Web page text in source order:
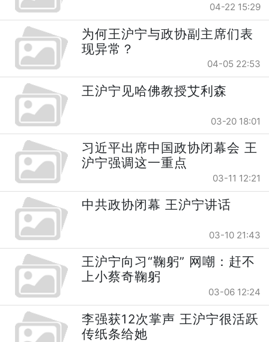
04-22 15:29
为何王沪宁与政协副主席们表
现异常？
04-05 22:53
王沪宁见哈佛教授艾利森
03-20 18:01
习近平出席中国政协闭幕会 王
沪宁强调这一重点
03-11 12:21
中共政协闭幕 王沪宁讲话
03-10 21:43
王沪宁向习“鞠躬” 网嘲：赶不
上小蔡奇鞠躬
03-06 12:24
李强获12次掌声 王沪宁很活跃
传纸条给她